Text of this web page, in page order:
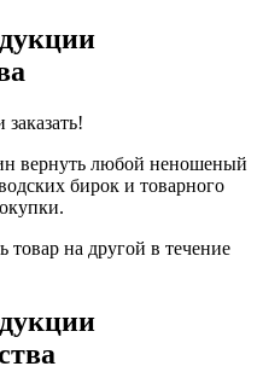
вернуть любой неношеный
бирок и товарного
на другой в течение